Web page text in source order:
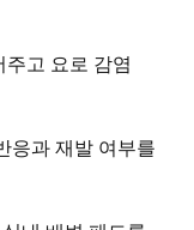
주고 요로 감염
응과 재발 여부를